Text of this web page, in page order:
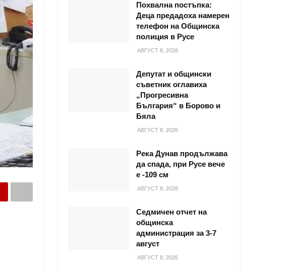
Похвална постъпка:
Деца предадоха намерен
телефон на Общинска
полиция в Русе
АВГУСТ 8, 2026
Депутат и общински
съветник оглавиха
„Прогресивна
България“ в Борово и
Бяла
АВГУСТ 8, 2026
Река Дунав продължава
да спада, при Русе вече
е -109 см
АВГУСТ 8, 2026
Седмичен отчет на
общинска
администрация за 3-7
август
АВГУСТ 8, 2026